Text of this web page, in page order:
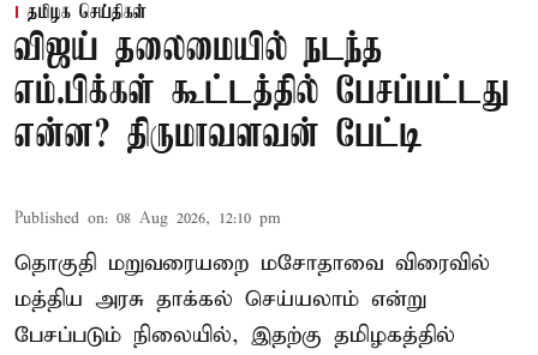
தமிழக செய்திகள்
விஜய் தலைமையில் நடந்த
எம்.பிக்கள் கூட்டத்தில் பேசப்பட்டது
என்ன? திருமாவளவன் பேட்டி
Published on: 08 Aug 2026, 12:10 pm
தொகுதி மறுவரையறை மசோதாவை விரைவில்
மத்திய அரசு தாக்கல் செய்யலாம் என்று
பேசப்படும் நிலையில், இதற்கு தமிழகத்தில்